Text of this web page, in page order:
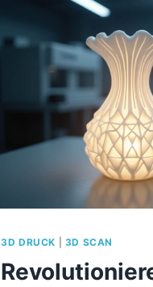
3D DRUCK 3D SCAN